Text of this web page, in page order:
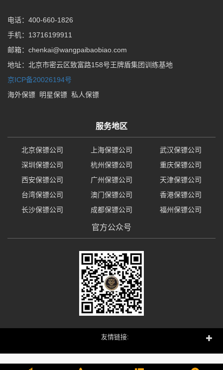
电话：400-660-1826
手机：13716199911
邮箱：chenkai@wangpaibaobiao.com
地址：北京市密云区致富路158号王牌盾集团训练基地
京ICP备20026194号
海外保镖
明星保镖 私人保镖
服务地区
北京保镖公司 上海保镖公司
武汉保镖公司
深圳保镖公司
杭州保镖公司
重庆保镖公司
西安保镖公司
广州保镖公司
天津保镖公司
台湾保镖公司
澳门保镖公司
香港保镖公司
长沙保镖公司
成都保镖公司 福州保镖公司
官方公众号
友情链接: